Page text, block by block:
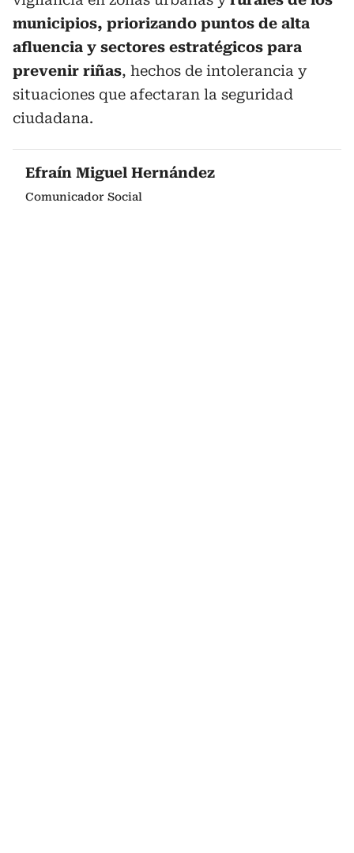
municipios, priorizando puntos de alta
afluencia y sectores estratégicos para
prevenir riñas, hechos de intolerancia y
situaciones que afectaran la seguridad
ciudadana.
Efraín Miguel Hernández
Comunicador Social